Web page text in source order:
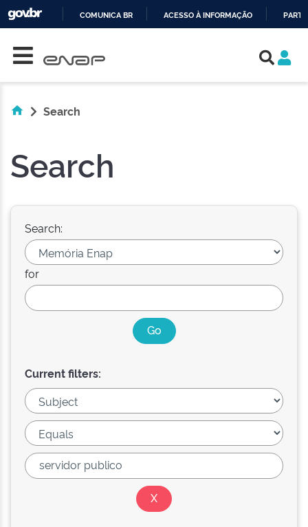
COMUNICA BR ACESSO À INFORMAÇÃO
Search
Search
Search:
for
Current filters: